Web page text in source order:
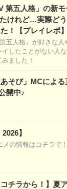
第五人格」の新
けれど…実際ど
！【プレイレポ】
五人格』が好きな
イしたことがない人
ました！
あそび」MCによ
開中♪
】
メの情報はコチラで！
コチラから！】夏